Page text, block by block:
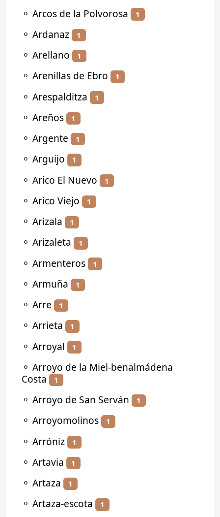
⚬ Arcos de la Polvorosa 1
⚬ Ardanaz 1
⚬ Arellano 1
⚬ Arenillas de Ebro 1
⚬ Arespalditza 1
⚬ Areños 1
⚬ Argente 1
⚬ Arguijo 1
⚬ Arico El Nuevo 1
⚬ Arico Viejo 1
⚬ Arizala 1
⚬ Arizaleta 1
⚬ Armenteros 1
⚬ Armuña 1
⚬ Arre 1
⚬ Arrieta 1
⚬ Arroyal 1
⚬ Arroyo de la Miel-benalmádena
Costa
1
⚬ Arroyo de San Serván 1
⚬ Arroyomolinos 1
⚬ Arróniz 1
⚬ Artavia 1
⚬ Artaza 1
⚬ Artaza-escota 1